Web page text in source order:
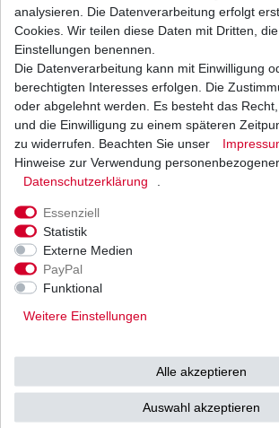
Batterie aus dem Zubehör
Auslaufartikel Sonderangebot
UVP 50,41 €
1 Stück | 35,00 € / Stück
inkl. ges. MwSt. zzgl.
Versand
Ab einem Warenwert von
500 Euro versenden wir
53783
unbedingt
analysieren. Die Datenverarbeitung erfolgt
Cookies. Wir teilen diese Daten mit Dritten,
Einstellungen benennen.
Die Datenverarbeitung kann mit Einwilligung
berechtigten Interesses erfolgen. Die
oder abgelehnt werden. Es besteht das
und die Einwilligung zu einem späteren
zu widerrufen. Beachten Sie unser
Hinweise zur Verwendung
Daten­schutz­erklärung
Essenziell
Statistik
Externe Medien
PayPal
Funktional
Weitere Einstellungen
Alle akzeptieren
Auswahl akzeptieren